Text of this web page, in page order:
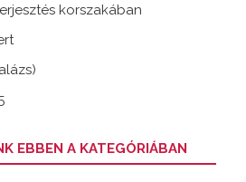
korszakában
EBBEN A KATEGÓRIÁBAN